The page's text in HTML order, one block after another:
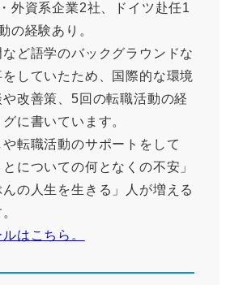
外資系企業2社、ドイツ赴任1
の経験あり。
ど語学のバックグラウンドな
していたため、国際的な環境
改善策、5回の転職活動の経
に書いています。
転職活動のサポートをして
とについての何となくの不安」
の人生を生きる」人が増える
はこちら。